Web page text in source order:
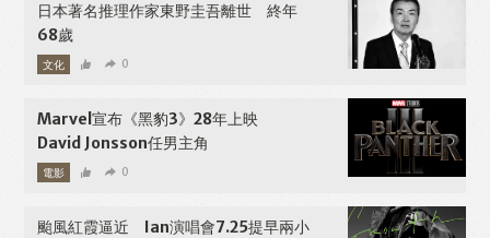
日本著名推理作家東野圭吾離世 終年
68歲
文化 07-27-2026
0
Marvel宣布《黑豹3》28年上映
David Jonsson任男主角
電影 07-26-2026
0
颱風紅霞逼近 Ian演唱會7.25提早兩小